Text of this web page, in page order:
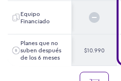
Equipo
Financiado
Planes que no
suben después
de los 6 meses
$10.990